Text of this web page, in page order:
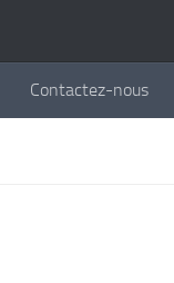
Contactez-nous